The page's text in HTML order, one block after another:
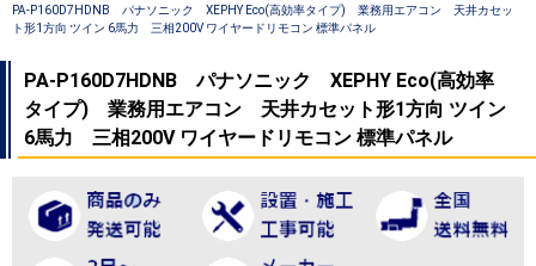
PA-P160D7HDNB パナソニック XEPHY Eco(高効率タイプ) 業務用エアコン 天井カセッ
ト形1方向 ツイン 6馬力 三相200V ワイヤードリモコン 標準パネル
PA-P160D7HDNB パナソニック XEPHY Eco(高効率
タイプ) 業務用エアコン 天井カセット形1方向 ツイン
6馬力 三相200V ワイヤードリモコン 標準パネル